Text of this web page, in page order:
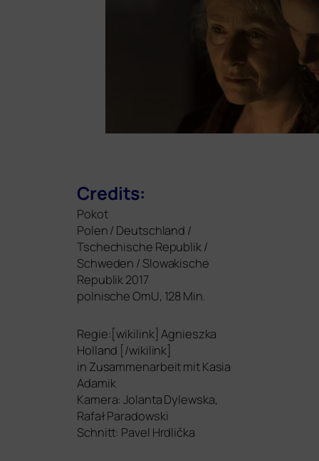
Credits:
Pokot
Polen / Deutschland /
Tschechische Republik /
Schweden / Slowakische
Republik 2017
pol­ni­sche OmU, 128 Min.
Regie:[wikilink] Agnieszka
Holland [/wikilink]
in Zusammenarbeit mit Kasia
Adamik
Kamera: Jolanta Dylewska,
Rafał Paradowski
Schnitt: Pavel Hrdlička